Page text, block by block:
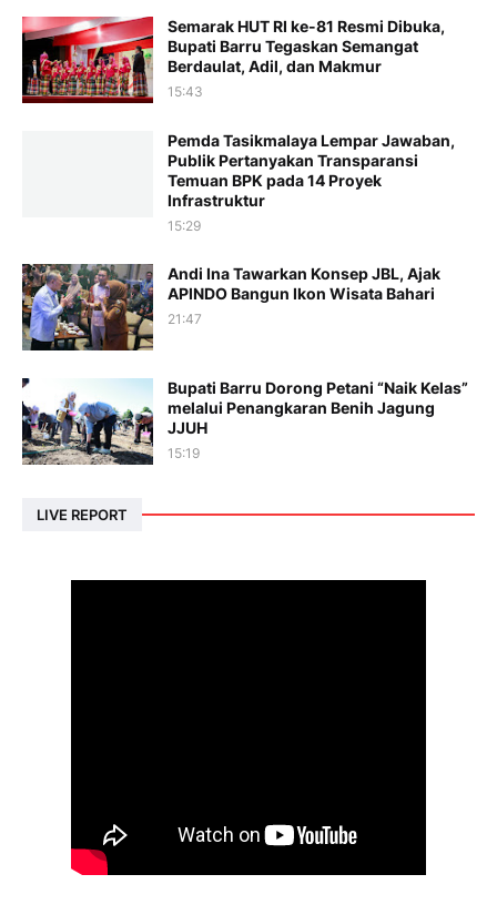
Semarak HUT RI ke-81 Resmi Dibuka,
Bupati Barru Tegaskan Semangat
Berdaulat, Adil, dan Makmur
15:43
Pemda Tasikmalaya Lempar Jawaban,
Publik Pertanyakan Transparansi
Temuan BPK pada 14 Proyek
Infrastruktur
15:29
Andi Ina Tawarkan Konsep JBL, Ajak
APINDO Bangun Ikon Wisata Bahari
21:47
Bupati Barru Dorong Petani “Naik Kelas”
melalui Penangkaran Benih Jagung
JJUH
15:19
LIVE REPORT